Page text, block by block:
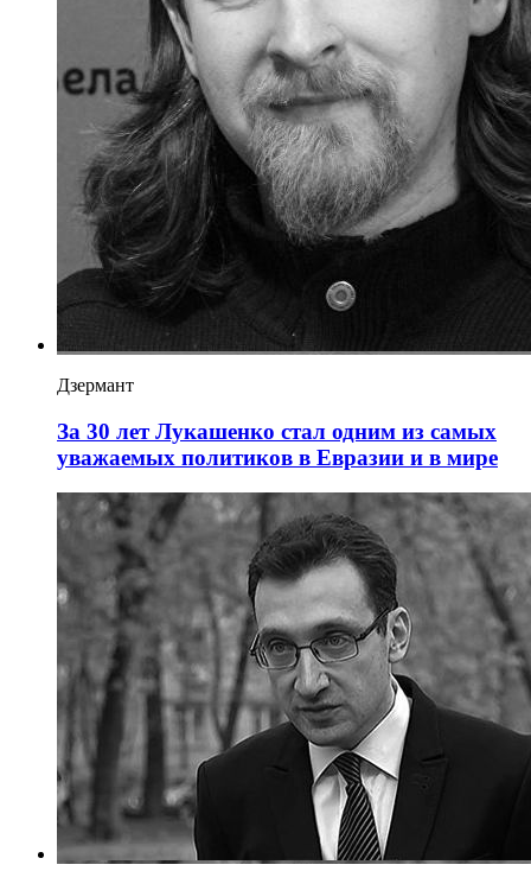
Дзермант
За 30 лет Лукашенко стал одним из самых
уважаемых политиков в Евразии и в мире